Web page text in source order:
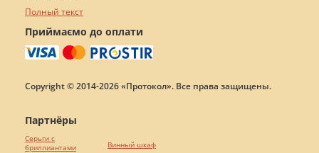
Полный текст
Приймаємо до оплати
Copyright © 2014-2026 «Протокол». Все права защищены.
Партнёры
Серьги с
бриллиантами
Винный шкаф